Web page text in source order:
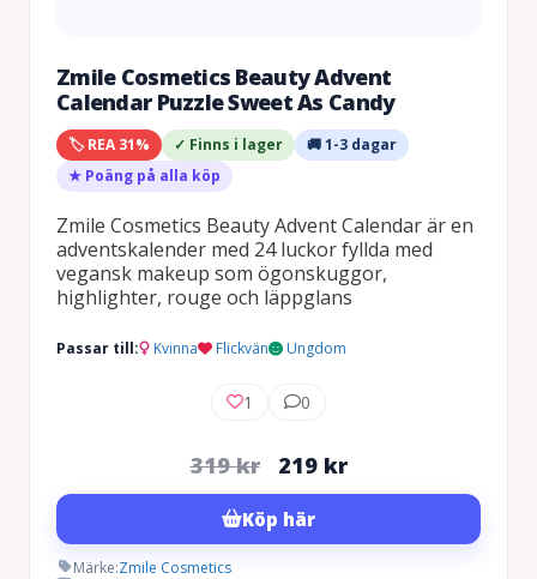
Zmile Cosmetics Beauty Advent
Calendar Puzzle Sweet As Candy
🏷️ REA 31% ✓ Finns i lager
🚚 1-3 dagar
★ Poäng på alla köp
Zmile Cosmetics Beauty Advent Calendar är en
adventskalender med 24 luckor fyllda med
vegansk makeup som ögonskuggor,
highlighter, rouge och läppglans
Passar till: Kvinna Flickvän Ungdom
1 0
319kr
Det
ursprungliga
priset
219 krDet
nuvarande
Köp här
Märke:Zmile Cosmetics